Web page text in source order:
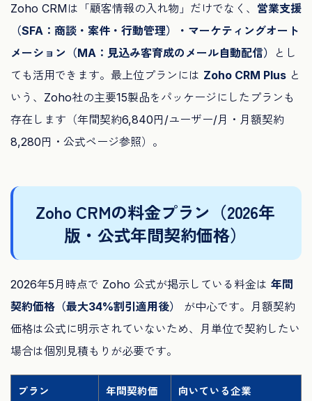
Zoho CRMは「顧客情報の入れ物」だけでなく、 営業支援
（SFA：商談・案件・行動管理）・マーケティングオート
メーション（MA：見込み客育成のメール自動配信）
とし
ても活用できます。最上位プランには Zoho CRM Plus と
いう、Zoho社の主要15製品をパッケージにしたプランも
存在します（年間契約6,840円/ユーザー/月・月額契約
8,280円・公式ページ参照）。
Zoho CRMの料金プラン（2026年
版・公式年間契約価格）
2026年5月時点で Zoho 公式が掲示している料金は 年間
契約価格（最大34%割引適用後）
が中心です。月額契約
価格は公式に明示されていないため、月単位で契約したい
場合は個別見積もりが必要です。
プラン 年間契約価 向いている企業